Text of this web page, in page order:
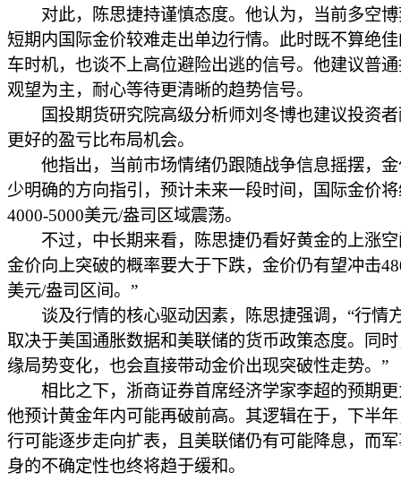
对此，陈思捷持谨慎态度。他认为，当前多空博
短期内国际金价较难走出单边行情。此时既不算绝
车时机，也谈不上高位避险出逃的信号。他建议普
观望为主，耐心等待更清晰的趋势信号。
国投期货研究院高级分析师刘冬博也建议投资者
更好的盈亏比布局机会。
他指出，当前市场情绪仍跟随战争信息摇摆，金
少明确的方向指引，预计未来一段时间，国际金价
4000-5000美元/盎司区域震荡。
不过，中长期来看，陈思捷仍看好黄金的上涨空
金价向上突破的概率要大于下跌，金价仍有望冲击
美元/盎司区间。”
谈及行情的核心驱动因素，陈思捷强调，“行情
取决于美国通胀数据和美联储的货币政策态度。同
缘局势变化，也会直接带动金价出现突破性走势。”
相比之下，浙商证券首席经济学家李超的预期更
他预计黄金年内可能再破前高。其逻辑在于，下半
行可能逐步走向扩表，且美联储仍有可能降息，而
身的不确定性也终将趋于缓和。